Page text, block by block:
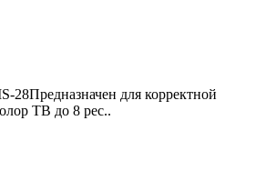
28Предназначен для корректной
ТВ до 8 рес..